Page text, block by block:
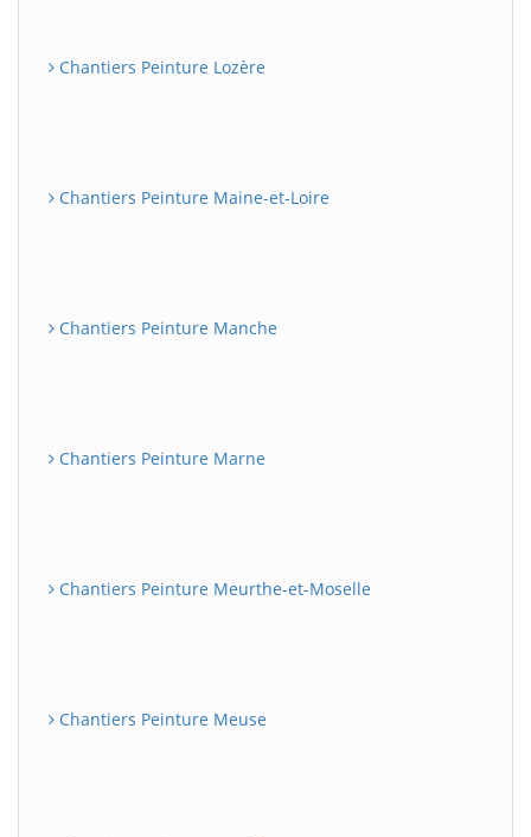
Chantiers Peinture Lozère
Chantiers Peinture Maine-et-Loire
Chantiers Peinture Manche
Chantiers Peinture Marne
Chantiers Peinture Meurthe-et-Moselle
Chantiers Peinture Meuse